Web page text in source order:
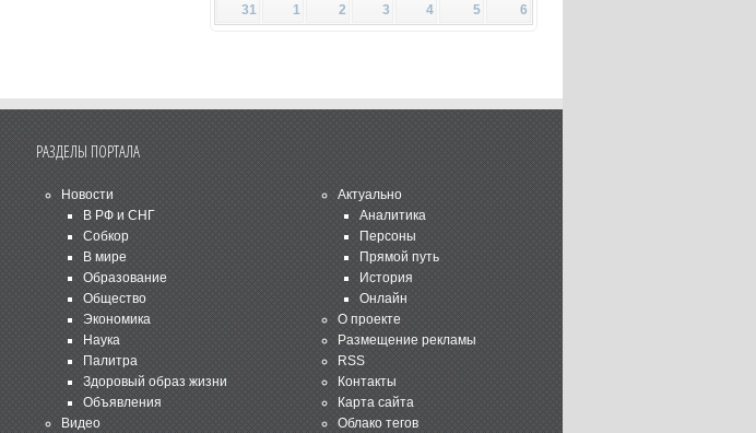
31
1 2 3 4 5 6
РАЗДЕЛЫ ПОРТАЛА
Новости
В РФ и СНГ
Собкор
В мире
Образование
Общество
Экономика
Наука
Палитра
Здоровый образ жизни
Объявления
Видео
Актуально
Аналитика
Персоны
Прямой путь
История
Онлайн
О проекте
Размещение рекламы
RSS
Контакты
Карта сайта
Облако тегов